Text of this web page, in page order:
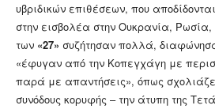
υβριδικών επιθέσεων, που
στην εισβολέα στην Ουκρανία, Ρωσία,
των «27» συζήτησαν πολλά,
«έφυγαν από την Κοπεγχάγη με
παρά με απαντήσεις», όπως
συνόδους κορυφής – την άτυπη της